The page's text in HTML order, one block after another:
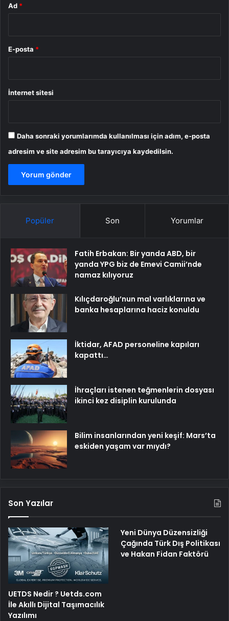
Ad *
E-posta *
İnternet sitesi
Daha sonraki yorumlarımda kullanılması için adım, e-posta
adresim ve site adresim bu tarayıcıya kaydedilsin.
Popüler Son Yorumlar
Fatih Erbakan: Bir yanda ABD, bir
yanda YPG biz de Emevi Camii’nde
namaz kılıyoruz
Kılıçdaroğlu’nun mal varlıklarına ve
banka hesaplarına haciz konuldu
İktidar, AFAD personeline kapıları
kapattı…
İhraçları istenen teğmenlerin dosyası
ikinci kez disiplin kurulunda
Bilim insanlarından yeni keşif: Mars’ta
eskiden yaşam var mıydı?
Son Yazılar
UETDS Nedir ? Uetds.com
İle Akıllı Dijital Taşımacılık
Yazılımı
Yeni Dünya Düzensizliği
Çağında Türk Dış Politikası
ve Hakan Fidan Faktörü